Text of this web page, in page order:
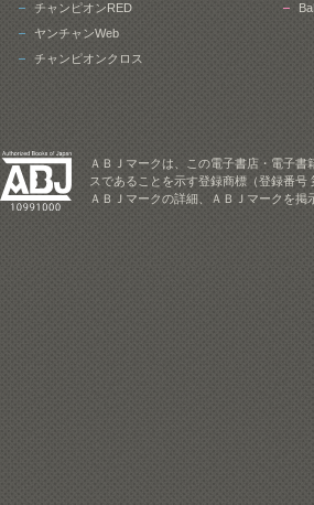
チャンピオンRED
ヤンチャンWeb
チャンピオンクロス
ＡＢＪマークは、この電子書店・電子
スであることを示す登録商標（登録番号
ＡＢＪマークの詳細、ＡＢＪマークを